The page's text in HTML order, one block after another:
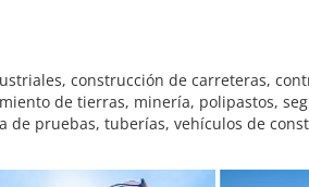
construcción de carreteras,
de tierras, minería, polipastos,
de pruebas, tuberías, vehículos de